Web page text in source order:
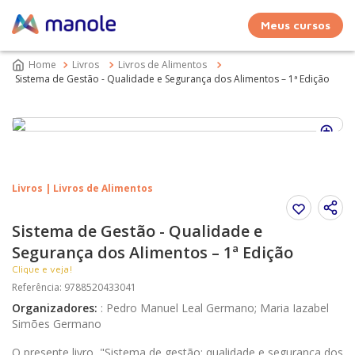
Meus cursos
Livros
Livros de Alimentos
Sistema de Gestão - Qualidade e Segurança dos Alimentos – 1ª Edição
Livros | Livros de Alimentos
Sistema de Gestão - Qualidade e
Segurança dos Alimentos – 1ª Edição
Clique e veja!
Referência: 9788520433041
Organizadores: : Pedro Manuel Leal Germano; Maria Iazabel
Simões Germano